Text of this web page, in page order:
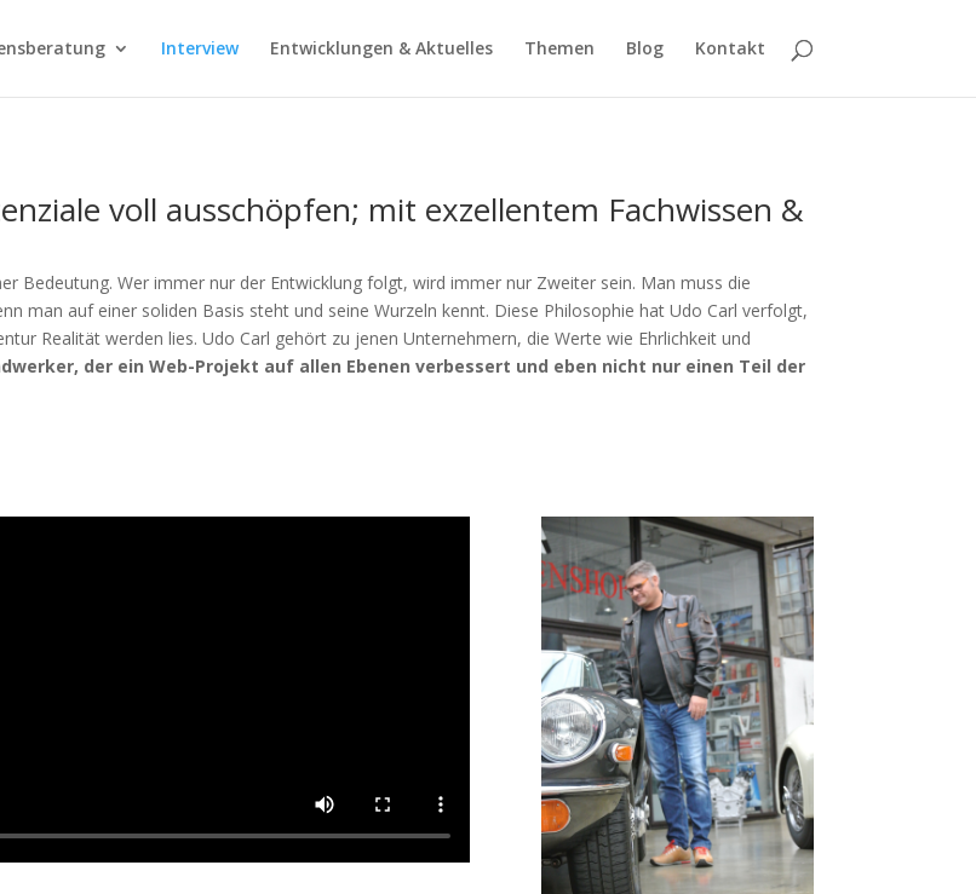
Interview Entwicklungen & Aktuelles Themen Blog Kontakt
voll ausschöpfen; mit exzellentem Fachwissen &
Bedeutung. Wer immer nur der Entwicklung folgt, wird immer nur Zweiter sein. Man muss die
man auf einer soliden Basis steht und seine Wurzeln kennt. Diese Philosophie hat Udo Carl verfolgt,
Realität werden lies. Udo Carl gehört zu jenen Unternehmern, die Werte wie Ehrlichkeit und
der ein Web-Projekt auf allen Ebenen verbessert und eben nicht nur einen Teil der